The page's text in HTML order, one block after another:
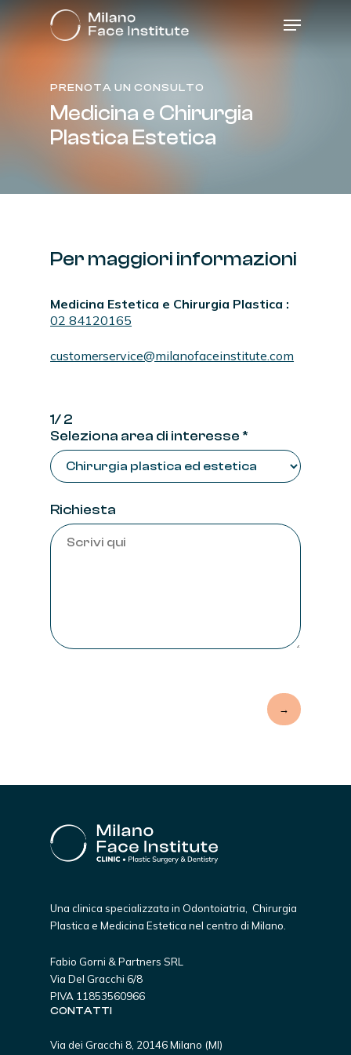
Menu
PRENOTA UN CONSULTO
Medicina e Chirurgia
Plastica Estetica
Per maggiori informazioni
Medicina Estetica e Chirurgia Plastica :
02 84120165
customerservice@milanofaceinstitute.com
1/ 2
Seleziona area di interesse *
Richiesta
→
Una clinica specializzata in Odontoiatria, Chirurgia
Plastica e Medicina Estetica nel centro di Milano.
Fabio Gorni & Partners SRL
Via Del Gracchi 6/8
PIVA 11853560966
CONTATTI
Via dei Gracchi 8, 20146 Milano (MI)